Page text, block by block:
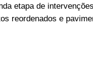
etapa de
reordenados e